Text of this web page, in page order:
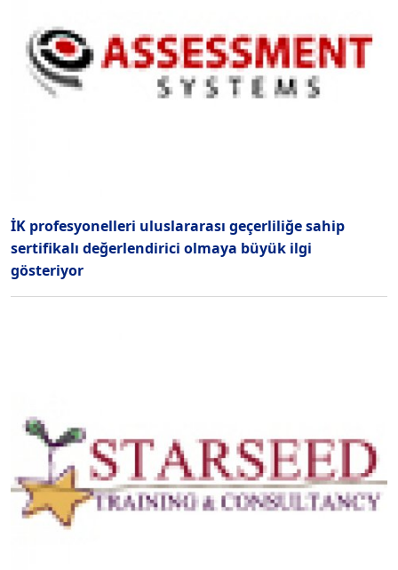
İK profesyonelleri uluslararası geçerliliğe sahip
sertifikalı değerlendirici olmaya büyük ilgi
gösteriyor